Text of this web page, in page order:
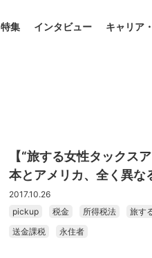
特集 インタビュー キャリア
【“旅する女性タックス
本とアメリカ、全く異な
2017.10.26
pickup
税金 所得税法 旅す
送金課税
永住者